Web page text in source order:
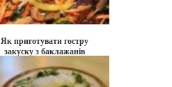
Як приготувати гостру
закуску з баклажанів